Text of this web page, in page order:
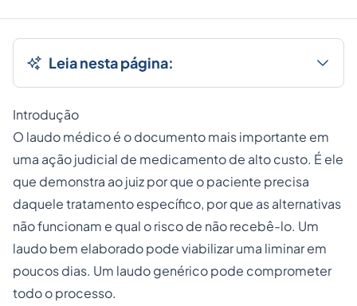
Leia nesta página:
Introdução
O laudo médico é o documento mais importante em
uma ação judicial de medicamento de alto custo. É ele
que demonstra ao juiz por que o paciente precisa
daquele tratamento específico, por que as alternativas
não funcionam e qual o risco de não recebê-lo. Um
laudo bem elaborado pode viabilizar uma liminar em
poucos dias. Um laudo genérico pode comprometer
todo o processo.